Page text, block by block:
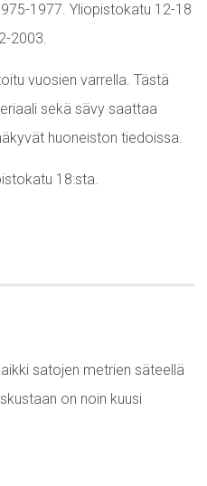
1977. Yliopistokatu 12-18
2003.
vuosien varrella. Tästä
sekä sävy saattaa
huoneiston tiedoissa.
18:sta.
satojen metrien säteellä
on noin kuusi